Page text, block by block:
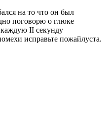
на то что он был
поговорю о глюке
II секунду
исправьте пожайлуста.